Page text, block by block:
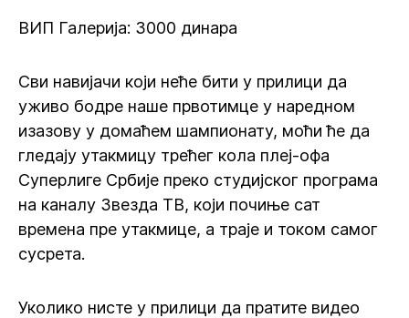
ВИП Галерија: 3000 динара
Сви навијачи који неће бити у прилици да
уживо бодре наше првотимце у наредном
изазову у домаћем шампионату, моћи ће да
гледају утакмицу трећег кола плеј-офа
Суперлиге Србије преко студијског програма
на каналу Звезда ТВ, који почиње сат
времена пре утакмице, а траје и током самог
сусрета.
Уколико нисте у прилици да пратите видео